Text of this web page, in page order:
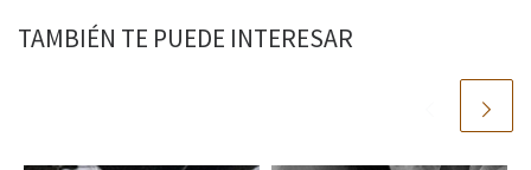
TAMBIÉN TE PUEDE INTERESAR